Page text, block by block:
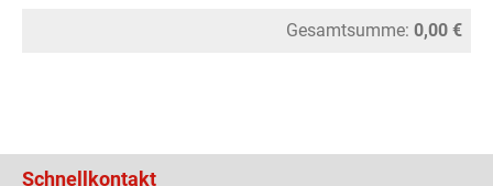
Gesamtsumme: 0,00 €
Schnellkontakt